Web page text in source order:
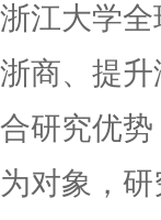
浙江大学
浙商、提
合研究优
为对象，